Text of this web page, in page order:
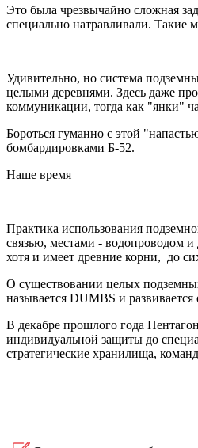
Это была чрезвычайно сложная
специально натравливали. Такие
Удивительно, но система
целыми деревнями. Здесь даже
коммуникации, тогда как "янки"
Бороться гуманно с этой
бомбардировками Б-52.
Наше время
Практика использования
связью, местами - водопроводом
хотя и имеет древние корни, до
О существовании целых
называется DUMBS и
В декабре прошлого года
индивидуальной защиты до
стратегические хранилища,